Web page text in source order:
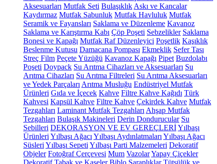
Aksesuarları Mutfak Seti Bulaşıklık Askı ve Kancalar
Kaydırmaz Mutfak Sabunluk Mutfak Havluluk Mutfak
Seramik ve Fayansları Saklama ve Düzenleme Kavanoz
Saklama ve Karıştırma Kabı Çöp Poşeti Sebzelikler Saklama
Bonesi ve Kapağı Mutfak Raf Düzenleyici Poşetlik Kaşıklık
Beslenme Kutusu Damacana Pompası Ekmeklik Sefer Tası
Streç Film Peçete Yüzüğü Kavanoz Kapağı Pipet Buzdolabı
Poşeti Doypack Su Arıtma Cihazları ve Aksesuarları Su
Arıtma Cihazları Su Arıtma Filtreleri Su Arıtma Aksesuarları
ve Yedek Parçaları Arıtma Musluğu Endüstriyel Mutfak
Ürünleri Gıda ve İçecek Kahve Filtre Kahve Kağıdı Türk
Kahvesi Kapsül Kahve Filtre Kahve Çekirdek Kahve Mutfak
Tezgahları Laminant Mutfak Tezgahları Ahşap Mutfak
Tezgahları Bulaşık Makineleri Derin Dondurucular Su
Sebilleri DEKORASYON VE EV GEREÇLERİYılbaşı
Ürünleri Yılbaşı Ağacı Yılbaşı Aydınlatmaları Yılbaşı Ağacı
Süsleri Yılbaşı Sepeti Yılbaşı Parti Malzemeleri Dekoratif
Objeler Fotoğraf Çerçevesi Mum VazolarYapay Çiçekler
Dekoratif Tabak ve Kaseler Biblo Şaraplıklar Tütsülük ve